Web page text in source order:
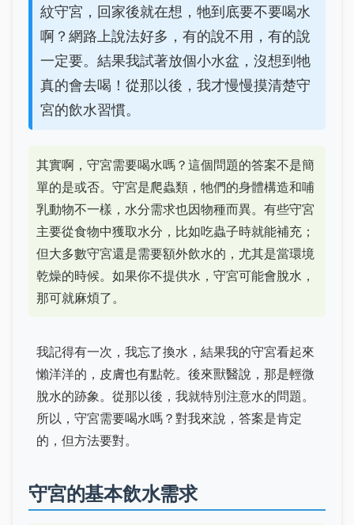
紋守宮，回家後就在想，牠到底要不要喝水
啊？網路上說法好多，有的說不用，有的說
一定要。結果我試著放個小水盆，沒想到牠
真的會去喝！從那以後，我才慢慢摸清楚守
宮的飲水習慣。
其實啊，守宮需要喝水嗎？這個問題的答案不是簡
單的是或否。守宮是爬蟲類，牠們的身體構造和哺
乳動物不一樣，水分需求也因物種而異。有些守宮
主要從食物中獲取水分，比如吃蟲子時就能補充；
但大多數守宮還是需要額外飲水的，尤其是當環境
乾燥的時候。如果你不提供水，守宮可能會脫水，
那可就麻煩了。
我記得有一次，我忘了換水，結果我的守宮看起來
懶洋洋的，皮膚也有點乾。後來獸醫說，那是輕微
脫水的跡象。從那以後，我就特別注意水的問題。
所以，守宮需要喝水嗎？對我來說，答案是肯定
的，但方法要對。
守宮的基本飲水需求